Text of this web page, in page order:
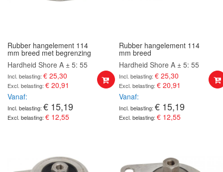
Rubber hangelement 114
mm breed met begrenzing
Hardheid Shore A ± 5: 55
€ 25,30
€ 20,91
Vanaf
€ 15,19
€ 12,55
Rubber hangelement 114
mm breed
Hardheid Shore A ± 5: 55
€ 25,30
€ 20,91
Vanaf
€ 15,19
€ 12,55